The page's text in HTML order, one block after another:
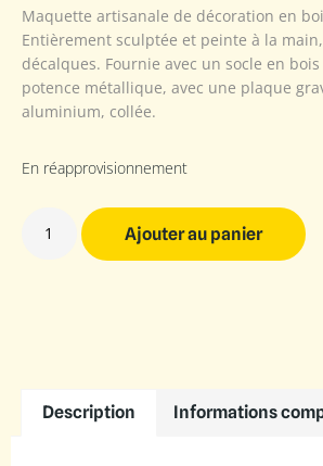
Maquette artisanale de décoration en
Entièrement sculptée et peinte à la
décalques. Fournie avec un socle en bois
potence métallique, avec une plaque
aluminium, collée.
En réapprovisionnement
Ajouter au panier
Description Informations